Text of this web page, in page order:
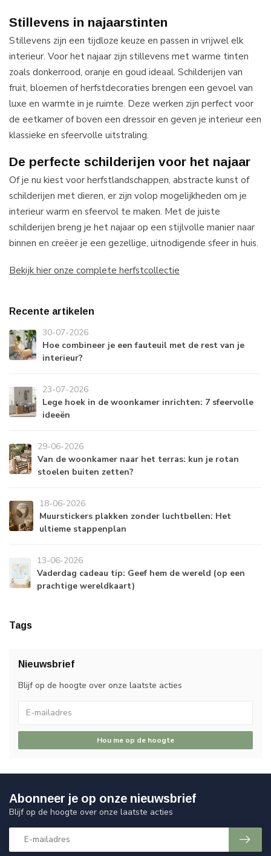
Stillevens in najaarstinten
Stillevens zijn een tijdloze keuze en passen in vrijwel elk
interieur. Voor het najaar zijn stillevens met warme tinten
zoals donkerrood, oranje en goud ideaal. Schilderijen van
fruit, bloemen of herfstdecoraties brengen een gevoel van
luxe en warmte in je ruimte. Deze werken zijn perfect voor
de eetkamer of boven een dressoir en geven je interieur een
klassieke en sfeervolle uitstraling.
De perfecte schilderijen voor het najaar
Of je nu kiest voor herfstlandschappen, abstracte kunst of
schilderijen met dieren, er zijn volop mogelijkheden om je
interieur warm en sfeervol te maken. Met de juiste
schilderijen breng je het najaar op een stijlvolle manier naar
binnen en creëer je een gezellige, uitnodigende sfeer in huis.
Bekijk hier onze complete herfstcollectie
Recente artikelen
30-07-2026
Hoe combineer je een fauteuil met de rest van je
interieur?
23-07-2026
Lege hoek in de woonkamer inrichten: 7 sfeervolle
ideeën
29-06-2026
Van de woonkamer naar het terras: kun je rotan
stoelen buiten zetten?
18-06-2026
Muurstickers plakken zonder luchtbellen: Het
ultieme stappenplan
13-06-2026
Vaderdag cadeau tip: Geef hem de wereld (op een
prachtige wereldkaart)
Tags
Nieuwsbrief
Blijf op de hoogte over onze laatste acties
Hou me op de hoogte
Abonneer je op onze nieuwsbrief
Blijf op de hoogte over onze laatste acties